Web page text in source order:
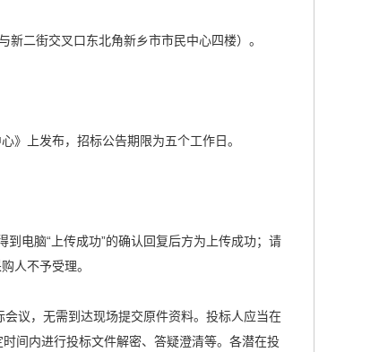
二街交叉口东北角新乡市市民中心四楼）。
》上发布，招标公告期限为五个工作日。
电脑“上传成功”的确认回复后方为上传成功；请
人不予受理。
议，无需到达现场提交原件资料。投标人应当在
间内进行投标文件解密、答疑澄清等。各潜在投